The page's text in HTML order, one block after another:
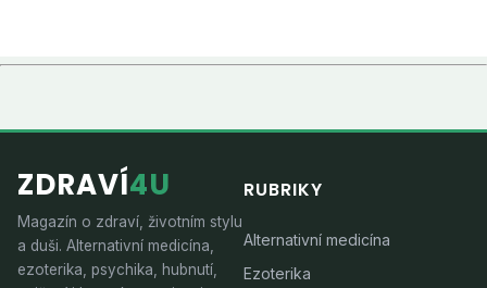
ZDRAVÍ4U
Magazín o zdraví, životním stylu
a duši. Alternativní medicína,
ezoterika, psychika, hubnutí,
RUBRIKY
Alternativní medicína
Ezoterika